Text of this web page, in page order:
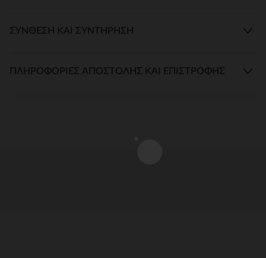
ΣΎΝΘΕΣΗ ΚΑΙ ΣΥΝΤΉΡΗΣΗ
ΠΛΗΡΟΦΟΡΊΕΣ ΑΠΟΣΤΟΛΉΣ ΚΑΙ ΕΠΙΣΤΡΟΦΉΣ